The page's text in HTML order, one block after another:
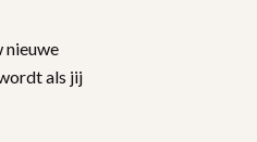
nieuwe
als jij